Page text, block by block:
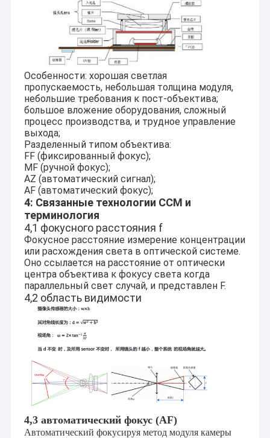
Главная страница
Продукция
Ролики
Особенности: хорошая светлая
пропускаемость, небольшая толщина модуля,
небольшие требования к пост-объектива;
большое вложение оборудования, сложный
процесс производства, и трудное управление
выхода;
Разделенный типом объектива:
FF (фиксированный фокус);
MF (ручной фокус);
AZ (автоматический сигнал);
AF (автоматический фокус);
4: Связанные технологии CCM и
терминология
4,1 фокусного расстояния f
Фокусное расстояние измерение концентрации
или расхождения света в оптической системе.
Оно ссылается на расстояние от оптически
центра объектива к фокусу света когда
параллельный свет случай, и представлен F.
4,2 область видимости
4,3 автоматический фокус (AF)
Автоматический фокусируя метод модуля камеры
CO. технологии Шэньчжэня Sinoseen, Ltd было установлено в
марте 2009. На излишек десятилетия, Sinoseen было
предназначено к обеспечивать клиентов с различным
OEM/ODM подгоняло решения обработки изображений
CMOS от дизайна и развития, производства, к после-